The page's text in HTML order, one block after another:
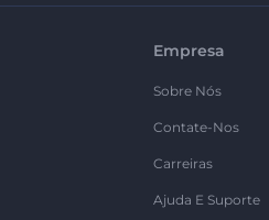
Empresa
Sobre Nós
Contate-Nos
Carreiras
Ajuda E Suporte